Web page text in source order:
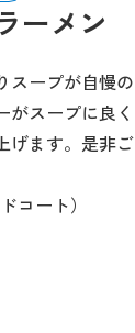
ーメン
スープが自慢の
がスープに良く
げます。是非ご
コート）